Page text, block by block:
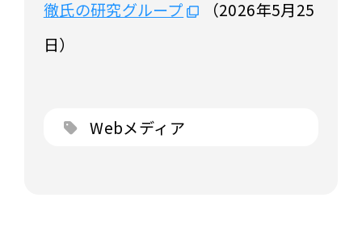
徹氏の研究グループ
（2026年5月25
日）
Webメディア